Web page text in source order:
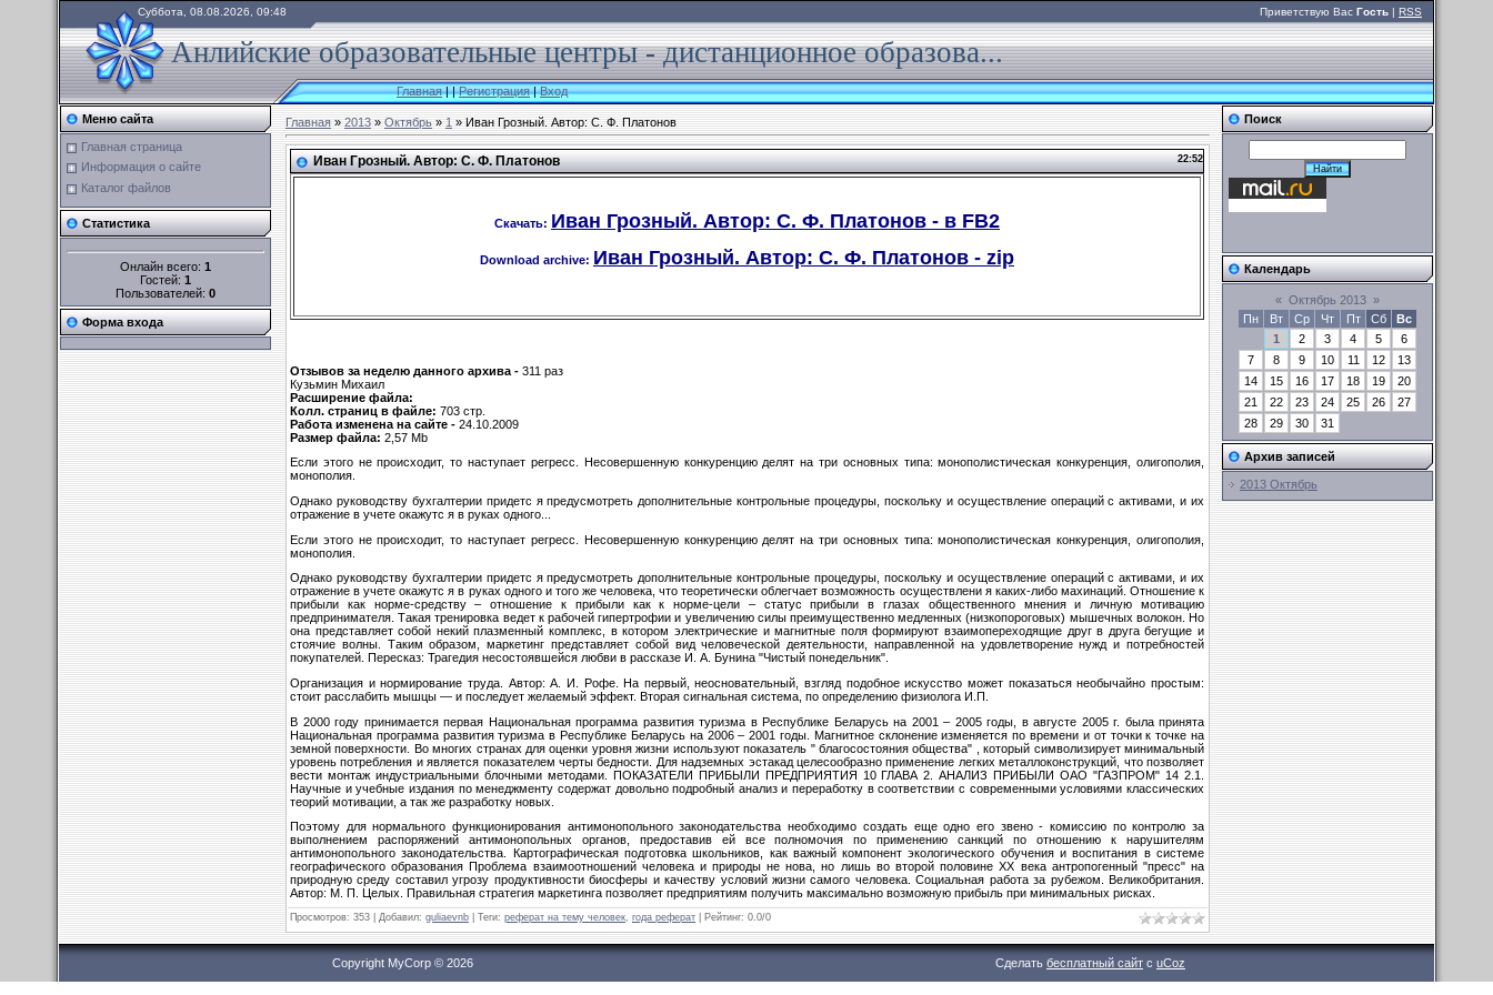
Суббота, 08.08.2026, 09:48 Приветствую Вас Гость | RSS
Анлийские образовательные центры - дистанционное образова...
Главная||Регистрация|Вход
Меню сайта
Главная страница
Информация о сайте
Каталог файлов
Статистика
Онлайн всего: 1
Гостей: 1
Пользователей: 0
Форма входа
Главная»2013 » Октябрь » 1» Иван Грозный. Автор: С. Ф. Платонов
22:52
Иван Грозный. Автор: С. Ф. Платонов
Скачать: Иван Грозный. Автор: С. Ф. Платонов - в FB2
Download archive: Иван Грозный. Автор: С. Ф. Платонов - zip
Отзывов за неделю данного архива - 311 раз
Кузьмин Михаил
Расширение файла:
Колл. страниц в файле: 703 стр.
Работа изменена на сайте - 24.10.2009
Размер файла: 2,57 Mb
Если этого не происходит, то наступает регресс. Несовершенную конкуренцию делят на три основных типа: монополистическая конкуренция, олигополия,
монополия.
Однако руководству бухгалтерии придетс я предусмотреть до­полнительные контрольные процедуры, поскольку и осуществление операций с активами, и их
отражение в учете окажутс я в руках одного...
Если этого не происходит, то наступает регресс. Несовершенную конкуренцию делят на три основных типа: монополистическая конкуренция, олигополия,
монополия.
Однако руководству бухгалтерии придетс я предусмотреть до­полнительные контрольные процедуры, поскольку и осуществление операций с активами, и их
отражение в учете окажутс я в руках одного и того же человека, что теоретически облегчает возможность осущест­влени я каких-либо махинаций. Отношение к
прибыли как норме-средству – отношение к прибыли как к норме-цели – статус прибыли в глазах общественного мнения и личную мотивацию
предпринимателя. Такая тренировка ведет к рабочей гипертрофии и увеличению силы преимущественно медленных (низкопороговых) мышечных волокон. Но
она представляет собой некий плазменный комплекс, в котором электрические и магнитные поля формируют взаимопереходящие друг в друга бегущие и
стоячие волны. Таким образом, маркетинг представляет собой вид челове­ческой деятельности, направленной на удовлетворение нужд и потребностей
покупателей. Пересказ: Трагедия несостоявшейся любви в рассказе И. А. Бунина "Чистый понедельник".
Организация и нормирование труда. Автор: А. И. Рофе. На первый, неосновательный, взгляд подобное искусство может показаться необычайно простым:
стоит расслабить мышцы — и по­следует желаемый эффект. Вторая сигнальная система, по определению физиолога И.П.
В 2000 году принимается первая Национальная программа развития туризма в Республике Беларусь на 2001 – 2005 годы, в августе 2005 г. была принята
Национальная программа развития туризма в Республике Беларусь на 2006 – 2001 годы. Магнитное склонение изменяется по времени и от точки к точке на
земной поверхности. Во многих странах для оценки уровня жизни используют показатель " благосостояния общества" , который символизирует минимальный
уровень потребления и является показателем черты бедности. Для надземных эстакад целесообразно при­менение легких металлоконструкций, что позволяет
вести монтаж индустриальными блочными мето­дами. ПОКАЗАТЕЛИ ПРИБЫЛИ ПРЕДПРИЯТИЯ 10 ГЛАВА 2. АНАЛИЗ ПРИБЫЛИ ОАО "ГАЗПРОМ" 14 2.1.
Научные и учебные издания по менеджменту содержат довольно подробный анализ и переработку в соответствии с современными условиями классических
теорий мотивации, а так же разработку новых.
Поэтому для нормального функционирования антимонопольного законодательства необходимо создать еще одно его звено - комиссию по контролю за
выполнением распоряжений антимонопольных органов, предоставив ей все полномочия по применению санкций по отношению к нарушителям
антимонопольного законодательства. Картографическая подготовка школьников, как важный компонент экологического обучения и воспитания в системе
географического образования Проблема взаимоотношений человека и природы не нова, но лишь во второй половине XX века антропогенный "пресс" на
природную среду составил угрозу продуктивности биосферы и качеству условий жизни самого человека. Социальная работа за рубежом. Великобритания.
Автор: М. П. Целых. Правильная стратегия маркетинга позволяет предприятиям получить максимально возможную прибыль при минимальных рисках.
Просмотров: 353 | Добавил: guliaevnb Теги: реферат на тему человек года реферат Рейтинг: 0.0/0
Поиск
Календарь
« Октябрь 2013 »
Пн
Вт Ср Чт Пт Сб
Вс
1
2 3 4 5
6
7
8 9 10 11 12
13
14
15 16 17 18 19
20
21
22 23 24 25 26
27
28
29 30 31
Архив записей
2013 Октябрь
Copyright MyCorp © 2026 Сделать бесплатный сайт с uCoz